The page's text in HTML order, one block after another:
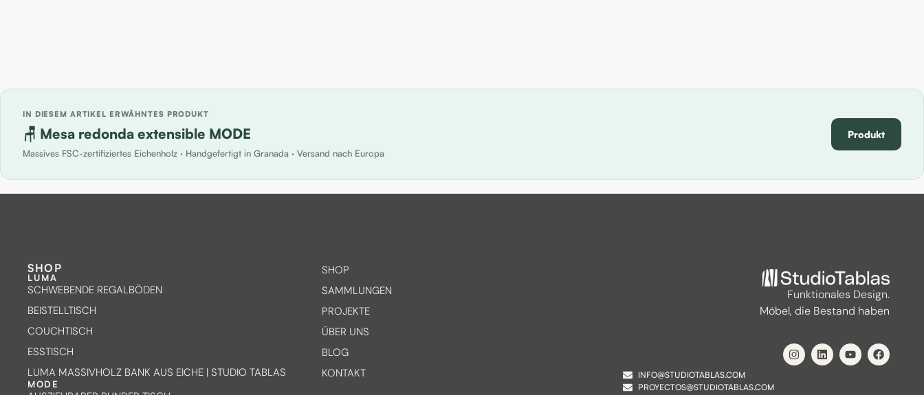
IN DIESEM ARTIKEL ERWÄHNTES PRODUKT
🪑 Mesa redonda extensible MODE
Massives FSC-zertifiziertes Eichenholz · Handgefertigt in Granada · Versand nach Europa
Produkt
SHOP
LUMA
SCHWEBENDE REGALBÖDEN
BEISTELLTISCH
COUCHTISCH
ESSTISCH
LUMA MASSIVHOLZ BANK AUS EICHE | STUDIO TABLAS
MODE
SHOP
SAMMLUNGEN
PROJEKTE
ÜBER UNS
BLOG
KONTAKT
Funktionales Design.
Möbel, die Bestand haben
INFO@STUDIOTABLAS.COM
PROYECTOS@STUDIOTABLAS.COM